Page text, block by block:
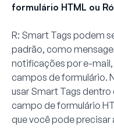
formulário HTML ou
R: Smart Tags podem
padrão, como
notificações por e-mail,
campos de formulário.
usar Smart Tags
campo de formulário
que você pode precisar